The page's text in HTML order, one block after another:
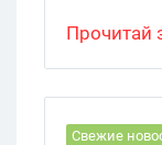
реклама на
Интернет-
Прочитай
Свежие